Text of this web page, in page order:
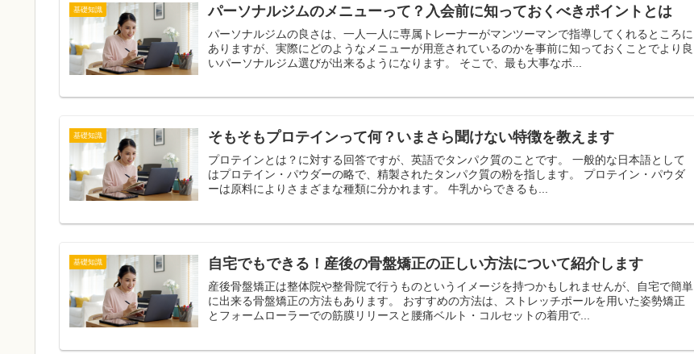
基礎知識 パーソナルジムのメニューって？入会前に知っておくべきポイントとは
パーソナルジムの良さは、一人一人に専属トレーナーがマンツーマンで指導してくれるところに
ありますが、実際にどのようなメニューが用意されているのかを事前に知っておくことでより良
いパーソナルジム選びが出来るようになります。 そこで、最も大事なポ...
基礎知識 そもそもプロテインって何？いまさら聞けない特徴を教えます
プロテインとは？に対する回答ですが、英語でタンパク質のことです。 一般的な日本語として
はプロテイン・パウダーの略で、精製されたタンパク質の粉を指します。 プロテイン・パウダ
ーは原料によりさまざまな種類に分かれます。 牛乳からできるも...
基礎知識 自宅でもできる！産後の骨盤矯正の正しい方法について紹介します
産後骨盤矯正は整体院や整骨院で行うものというイメージを持つかもしれませんが、自宅で簡単
に出来る骨盤矯正の方法もあります。 おすすめの方法は、ストレッチポールを用いた姿勢矯正
とフォームローラーでの筋膜リリースと腰痛ベルト・コルセットの着用で...